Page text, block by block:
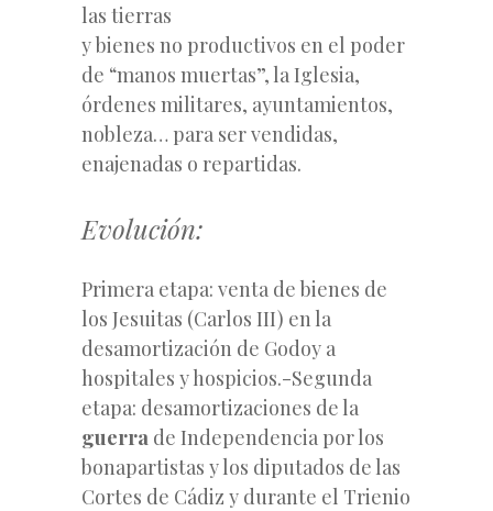
las tierras
y bienes no productivos en el poder
de “manos muertas”, la Iglesia,
órdenes militares, ayuntamientos,
nobleza… para ser vendidas,
enajenadas o repartidas.
Evolución:
Primera etapa: venta de bienes de
los Jesuitas (Carlos III) en la
desamortización de Godoy a
hospitales y hospicios.-Segunda
etapa: desamortizaciones de la
guerra de Independencia por los
bonapartistas y los diputados de las
Cortes de Cádiz y durante el Trienio